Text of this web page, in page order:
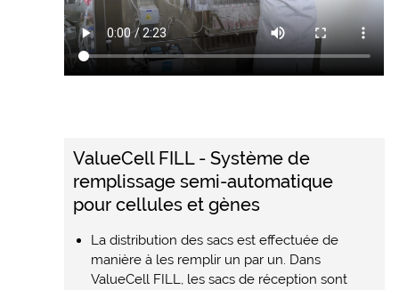
ValueCell FILL - Système de
remplissage semi-automatique
pour cellules et gènes
La distribution des sacs est effectuée de
manière à les remplir un par un. Dans
ValueCell FILL, les sacs de réception sont